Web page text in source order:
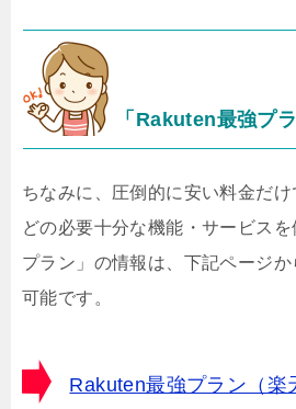
「Rakuten最強プ
ちなみに、圧倒的に安い料金だ
どの必要十分な機能・サービス
プラン」の情報は、下記ページ
可能です。
Rakuten最強プラン（楽